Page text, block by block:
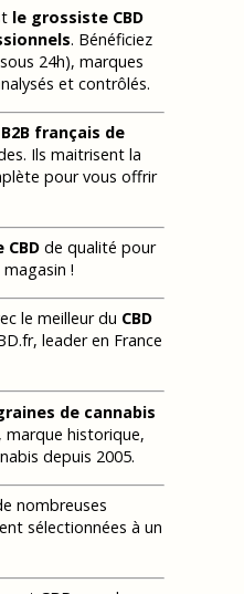
le grossiste CBD
. Bénéficiez
24h), marques
et contrôlés.
français de
Ils maitrisent la
pour vous offrir
de qualité pour
!
le meilleur du CBD
leader en France
de cannabis
, marque historique,
depuis 2005.
nombreuses
sélectionnées à un